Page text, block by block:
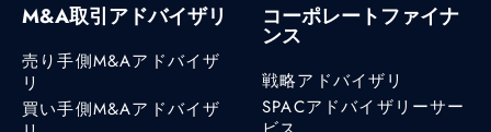
M&A取引アドバイザリ
売り手側M&Aアドバイザ
リ
買い手側M&Aアドバイザ
コーポレートファイナ
ンス
戦略アドバイザリ
SPACアドバイザリーサー